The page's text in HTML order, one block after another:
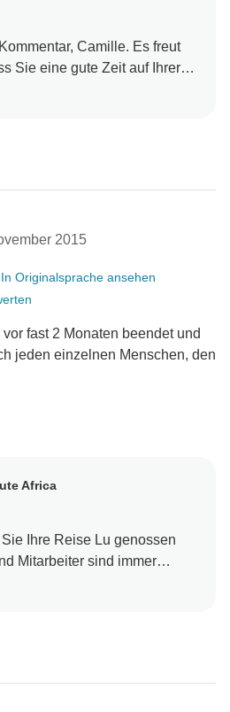
Camille. Es freut
Sie eine gute Zeit auf Ihrer
Ihnen alles Gute für
2015
In Originalsprache ansehen
fast 2 Monaten beendet und
jeden einzelnen Menschen, den
Africa
Ihre Reise Lu genossen
Mitarbeiter sind immer
die Menschen die Reise